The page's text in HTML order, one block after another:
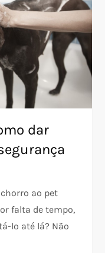
dar
ao pet
falta de tempo,
lo até lá? Não